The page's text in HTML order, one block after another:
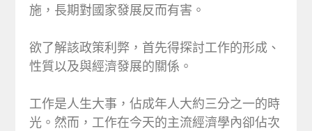
施，長期對國家發展反而有害。
欲了解該政策利弊，首先得探討工作的形成、
性質以及與經濟發展的關係。
工作是人生大事，佔成年人大約三分之一的時
光。然而，工作在今天的主流經濟學內卻佔次